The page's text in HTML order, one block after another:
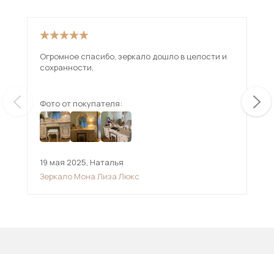
Огромное спасибо, зеркало дошло в целости и
сохранности,
Фото от покупателя:
19 мая 2025, Наталья
Зеркало Мона Лиза Люкс